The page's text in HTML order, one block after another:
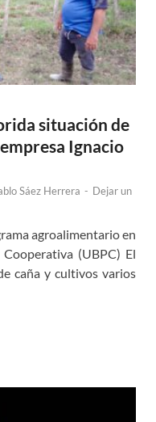
situación de
Ignacio
Sáez Herrera - Dejar un
agroalimentario en
(UBPC) El
caña y cultivos varios